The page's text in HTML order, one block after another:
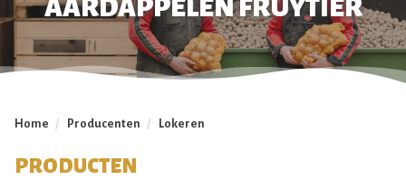
AARDAPPELEN FRUYTIER
Home / Producenten / Lokeren
PRODUCTEN